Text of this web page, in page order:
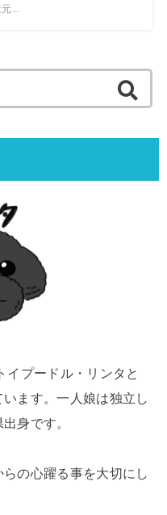
...
イプードル・リンタと
ます。一人娘は独立し
身です。
の心躍る事を大切にし